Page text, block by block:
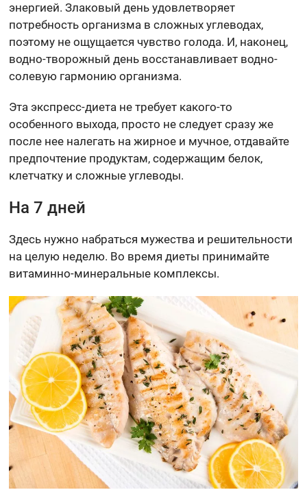
энергией. Злаковый день удовлетворяет
потребность организма в сложных углеводах,
поэтому не ощущается чувство голода. И, наконец,
водно-творожный день восстанавливает водно-
солевую гармонию организма.
Эта экспресс-диета не требует какого-то
особенного выхода, просто не следует сразу же
после нее налегать на жирное и мучное, отдавайте
предпочтение продуктам, содержащим белок,
клетчатку и сложные углеводы.
На 7 дней
Здесь нужно набраться мужества и решительности
на целую неделю. Во время диеты принимайте
витаминно-минеральные комплексы.